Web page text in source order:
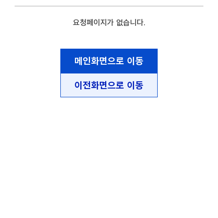
요청페이지가 없습니다.
메인화면으로 이동
이전화면으로 이동